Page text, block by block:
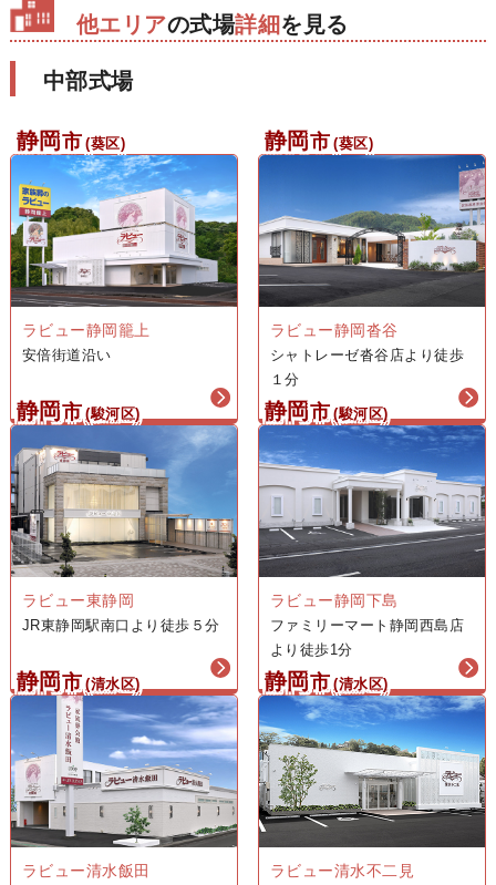
他エリアの式場詳細 を見る
中部式場
静岡市 (葵区)
ラビュー静岡籠上
安倍街道沿い
静岡市 (葵区)
ラビュー静岡沓谷
シャトレーゼ沓谷店より徒歩
１分
静岡市 (駿河区)
ラビュー東静岡
JR東静岡駅南口より徒歩５分
静岡市 (駿河区)
ラビュー静岡下島
ファミリーマート静岡西島店
より徒歩1分
静岡市 (清水区)
ラビュー清水飯田
静岡市 (清水区)
ラビュー清水不二見